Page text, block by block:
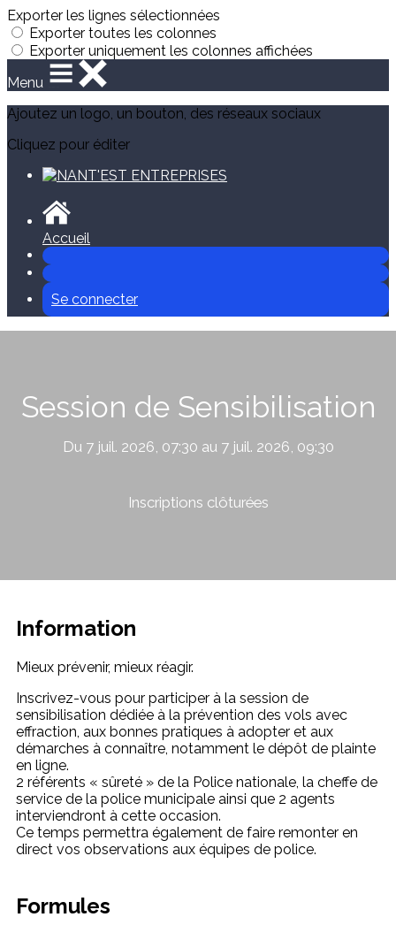
Exporter les lignes sélectionnées
Exporter toutes les colonnes
Exporter uniquement les colonnes affichées
Menu
Ajoutez un logo, un bouton, des réseaux sociaux
Cliquez pour éditer
Accueil
Se connecter
Session de Sensibilisation
Du 7 juil. 2026, 07:30 au 7 juil. 2026, 09:30
Inscriptions clôturées
Information
Mieux prévenir, mieux réagir.
Inscrivez-vous pour participer à la session de
sensibilisation dédiée à la prévention des vols avec
effraction, aux bonnes pratiques à adopter et aux
démarches à connaître, notamment le dépôt de plainte
en ligne.
2 référents « sûreté » de la Police nationale, la cheffe de
service de la police municipale ainsi que 2 agents
interviendront à cette occasion.
Ce temps permettra également de faire remonter en
direct vos observations aux équipes de police.
Formules